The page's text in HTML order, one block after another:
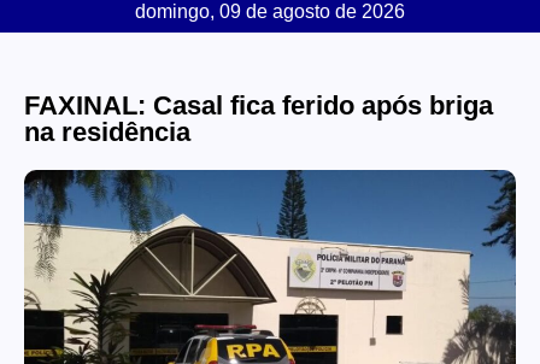
domingo, 09 de agosto de 2026
FAXINAL: Casal fica ferido após briga
na residência